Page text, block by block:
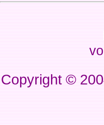
Copyright ©